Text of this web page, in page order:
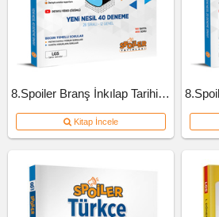
8.Spoiler Branş İnkılap Tarihi Ve Atatürkçülük Deneme
Kitap İncele